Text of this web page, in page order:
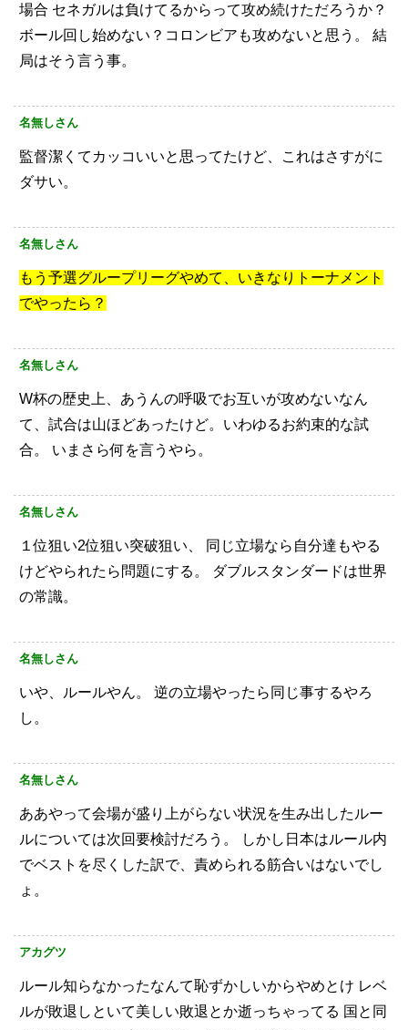
場合 セネガルは負けてるからって攻め続けただろうか？
ボール回し始めない？コロンビアも攻めないと思う。
結
局はそう言う事。
名無しさん
監督潔くてカッコいいと思ってたけど、これはさすがに
ダサい。
名無しさん
もう予選グループリーグやめて、いきなりトーナメント
でやったら？
名無しさん
W杯の歴史上、あうんの呼吸でお互いが攻めないなん
て、試合は山ほどあったけど。いわゆるお約束的な試
合。
いまさら何を言うやら。
名無しさん
１位狙い2位狙い突破狙い、
同じ立場なら自分達もやる
けどやられたら問題にする。
ダブルスタンダードは世界
の常識。
名無しさん
いや、ルールやん。
逆の立場やったら同じ事するやろ
し。
名無しさん
ああやって会場が盛り上がらない状況を生み出したルー
ルについては次回要検討だろう。
しかし日本はルール内
でベストを尽くした訳で、責められる筋合いはないでし
ょ。
アカグツ
ルール知らなかったなんて恥ずかしいからやめとけ レベ
ルが敗退しといて美しい敗退とか逝っちゃってる 国と同